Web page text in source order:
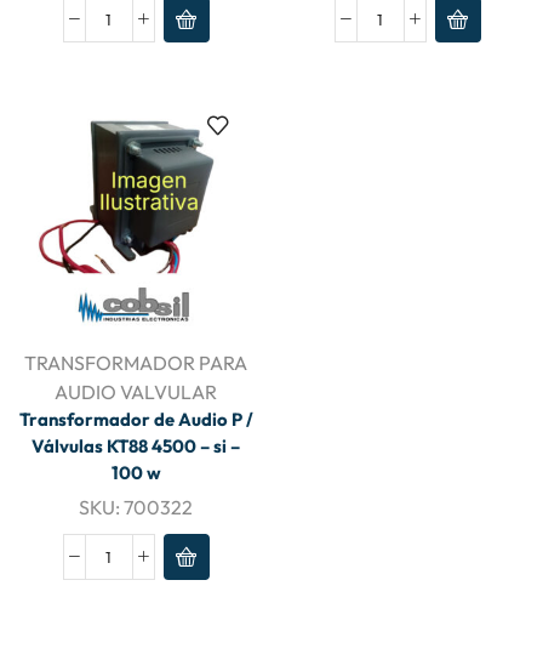
TRANSFORMADOR PARA
AUDIO VALVULAR
Transformador de Audio P /
Válvulas KT88 4500 – si –
100 w
SKU: 700322